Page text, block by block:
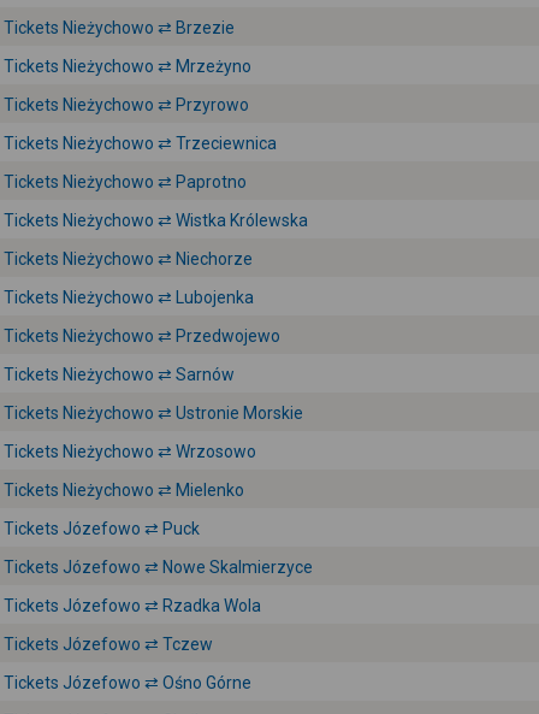
Tickets Nieżychowo ⇄ Brzezie
Tickets Nieżychowo ⇄ Mrzeżyno
Tickets Nieżychowo ⇄ Przyrowo
Tickets Nieżychowo ⇄ Trzeciewnica
Tickets Nieżychowo ⇄ Paprotno
Tickets Nieżychowo ⇄ Wistka Królewska
Tickets Nieżychowo ⇄ Niechorze
Tickets Nieżychowo ⇄ Lubojenka
Tickets Nieżychowo ⇄ Przedwojewo
Tickets Nieżychowo ⇄ Sarnów
Tickets Nieżychowo ⇄ Ustronie Morskie
Tickets Nieżychowo ⇄ Wrzosowo
Tickets Nieżychowo ⇄ Mielenko
Tickets Józefowo ⇄ Puck
Tickets Józefowo ⇄ Nowe Skalmierzyce
Tickets Józefowo ⇄ Rzadka Wola
Tickets Józefowo ⇄ Tczew
Tickets Józefowo ⇄ Ośno Górne